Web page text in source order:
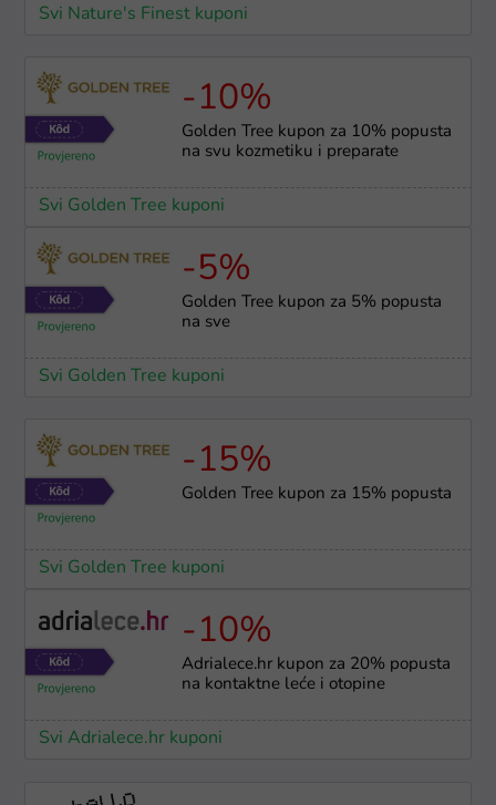
Svi Nature's Finest kuponi
-10%
Golden Tree kupon za 10% popusta
na svu kozmetiku i preparate
Svi Golden Tree kuponi
-5%
Golden Tree kupon za 5% popusta
na sve
Svi Golden Tree kuponi
-15%
Golden Tree kupon za 15% popusta
Svi Golden Tree kuponi
-10%
Adrialece.hr kupon za 20% popusta
na kontaktne leće i otopine
Svi Adrialece.hr kuponi